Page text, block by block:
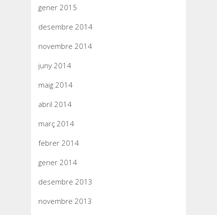
gener 2015
desembre 2014
novembre 2014
juny 2014
maig 2014
abril 2014
març 2014
febrer 2014
gener 2014
desembre 2013
novembre 2013